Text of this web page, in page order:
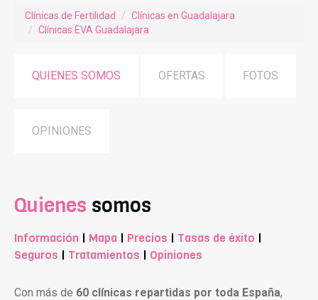
Clínicas de Fertilidad
Clínicas en Guadalajara
Clínicas EVA Guadalajara
QUIENES SOMOS OFERTAS FOTOS
OPINIONES
Quienes somos
Información | Mapa | Precios | Tasas de éxito |
Seguros | Tratamientos | Opiniones
Con más de 60 clínicas repartidas por toda España,